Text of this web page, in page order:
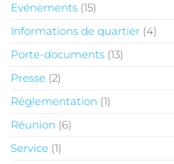
Evénements (15)
Informations de quartier (4)
Porte-documents (13)
Presse (2)
Réglementation (1)
Réunion (6)
Service (1)